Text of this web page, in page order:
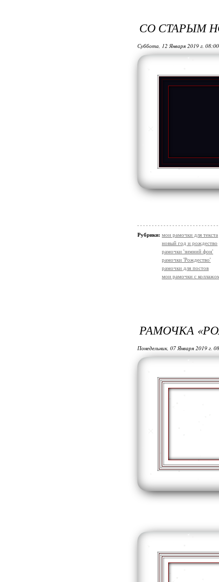
СО СТАРЫМ
Суббота, 12 Января 2019 г.
Рубрики: мои рамочки для текста
новый год и рождество
рамочки 'зимний фон'
рамочки 'Рождество'
рамочки для постов
мои рамочки с
РАМОЧКА
Понедельник, 07 Января 2019 г.